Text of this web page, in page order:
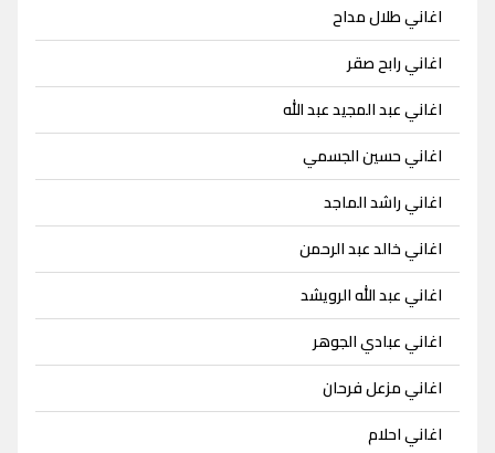
اغاني طلال مداح
اغاني رابح صقر
اغاني عبد المجيد عبد الله
اغاني حسين الجسمي
اغاني راشد الماجد
اغاني خالد عبد الرحمن
اغاني عبد الله الرويشد
اغاني عبادي الجوهر
اغاني مزعل فرحان
اغاني احلام